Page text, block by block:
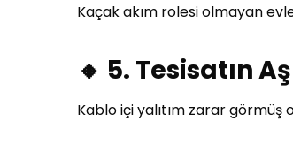
Kaçak akım rolesi olmayan
🔸 5. Tesisatın
Kablo içi yalıtım zarar görmüş